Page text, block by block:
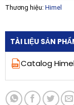
Thương hiệu: Himel
TÀI LIỆU SẢN
Catalog